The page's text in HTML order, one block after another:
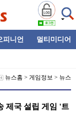
피니언 멀티미디어
뉴스홈 > 게임정보 > 뉴스
제국 설립 게임 '트